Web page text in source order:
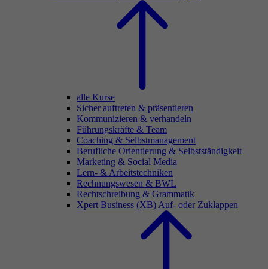
alle Kurse
Sicher auftreten & präsentieren
Kommunizieren & verhandeln
Führungskräfte & Team
Coaching & Selbstmanagement
Berufliche Orientierung & Selbstständigkeit
Marketing & Social Media
Lern- & Arbeitstechniken
Rechnungswesen & BWL
Rechtschreibung & Grammatik
Xpert Business (XB) Auf- oder Zuklappen